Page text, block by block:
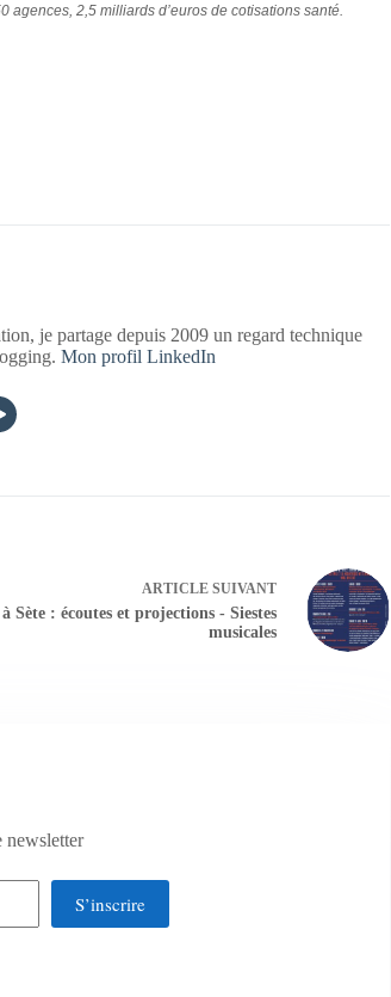
2,5 milliards d’euros de cotisations santé.
je partage depuis 2009 un regard technique
Mon profil LinkedIn
ARTICLESUIVANT
Sète : écoutes et projections - Siestes
musicales
newsletter
S’inscrire